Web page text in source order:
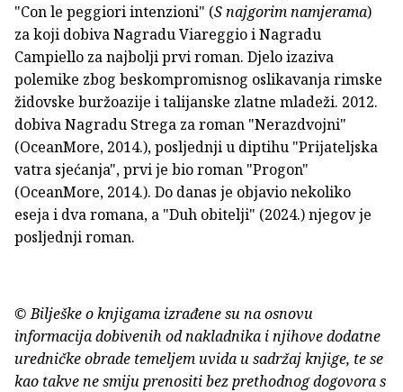
"Con le peggiori intenzioni" (S najgorim namjerama)
za koji dobiva Nagradu Viareggio i Nagradu
Campiello za najbolji prvi roman. Djelo izaziva
polemike zbog beskompromisnog oslikavanja rimske
židovske buržoazije i talijanske zlatne mladeži. 2012.
dobiva Nagradu Strega za roman "Nerazdvojni"
(OceanMore, 2014.), posljednji u diptihu "Prijateljska
vatra sjećanja", prvi je bio roman "Progon"
(OceanMore, 2014.). Do danas je objavio nekoliko
eseja i dva romana, a "Duh obitelji" (2024.) njegov je
posljednji roman.
© Bilješke o knjigama izrađene su na osnovu
informacija dobivenih od nakladnika i njihove dodatne
uredničke obrade temeljem uvida u sadržaj knjige, te se
kao takve ne smiju prenositi bez prethodnog dogovora s